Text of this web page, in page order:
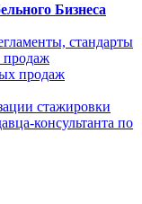
Бизнеса
стандарты
продаж
продаж
стажировки
консультанта по